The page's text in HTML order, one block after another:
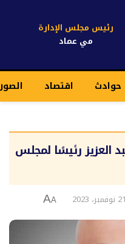
رئيس مجلس الإدارة
مي عماد
حوادث اقتصاد
رئيسًا لمجلس
21 نوفمبر، 2023 A
A